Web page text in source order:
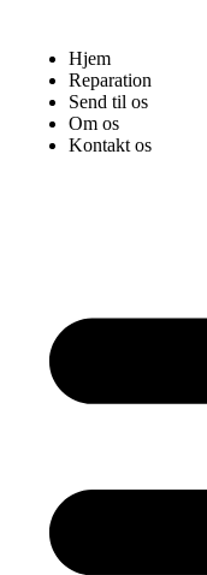
Hjem
Reparation
Send til os
Om os
Kontakt os